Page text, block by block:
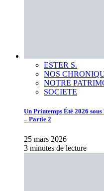
ESTER S.
NOS
NOTRE
SOCIETE
Un Printemps Été 2026
– Partie 2
25 mars 2026
3 minutes de lecture